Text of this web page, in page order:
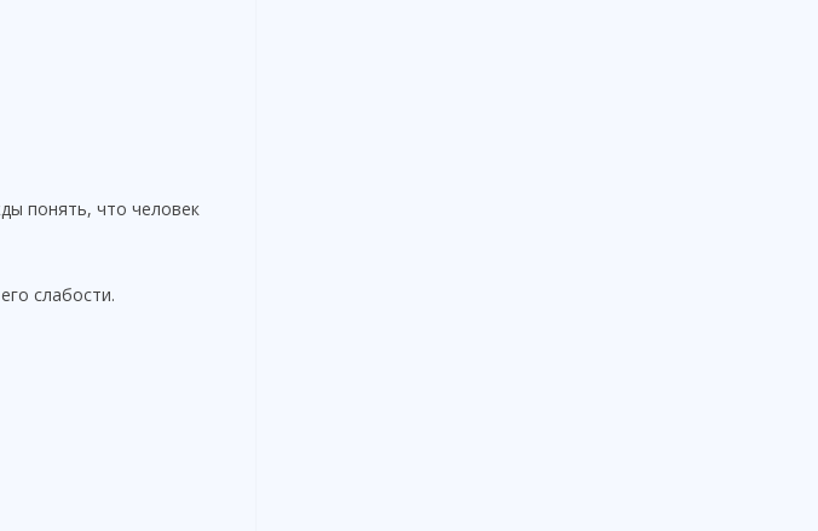
понять, что человек
слабости.